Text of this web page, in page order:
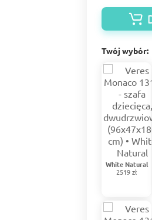
Twój wybór:
White Natural
2519 zł